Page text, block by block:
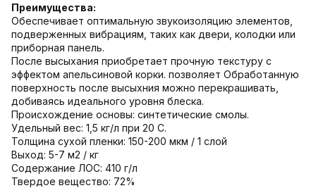
Преимущества:
Обеспечивает оптимальную звукоизоляцию элементов,
подверженных вибрациям, таких как двери, колодки или
приборная панель.
После высыхания приобретает прочную текстуру с
эффектом апельсиновой корки. позволяет Обработанную
поверхность после высыхния можно перекрашивать,
добиваясь идеального уровня блеска.
Происхождение основы: синтетические смолы.
Удельный вес: 1,5 кг/л при 20 C.
Толщина сухой пленки: 150-200 мкм / 1 слой
Выход: 5-7 м2 / кг
Содержание ЛОС: 410 г/л
Твердое вещество: 72%